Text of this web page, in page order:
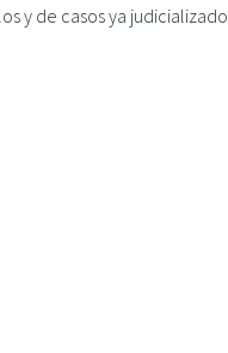
y de casos ya